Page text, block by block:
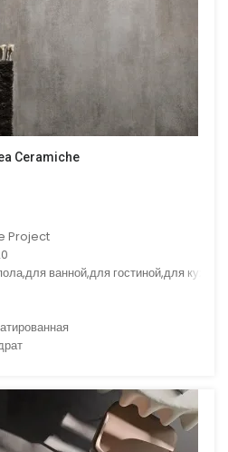
Ceramiche
Project
ванной,для гостиной,для кухни